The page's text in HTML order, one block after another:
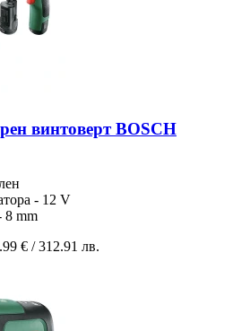
винтоверт BOSCH
- 12 V
8 mm
€ / 312.91 лв.